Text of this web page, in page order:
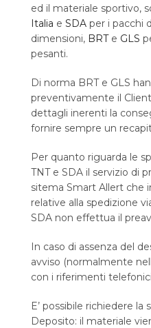
ed il materiale sportivo,
Italia e SDA per i pacchi
dimensioni, BRTe GLS
pesanti.
Di norma BRT e GLS
preventivamente il
dettagli inerenti la
fornire sempre un
Per quanto riguarda le
TNT e SDA il servizio di
sitema Smart Allert che
relative alla spedizione
SDA non effettua il
In caso di assenza del
avviso (normalmente
con i riferimenti
E’ possibile richiedere
Deposito: il materiale